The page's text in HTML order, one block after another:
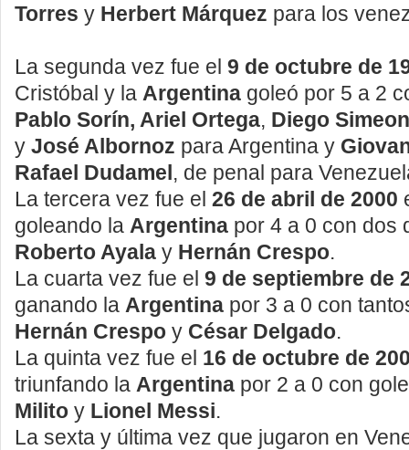
Torres y Herbert Márquez para los
La segunda vez fue el 9 de octubre de
Cristóbal y la Argentina goleó por 5 a 2
Pablo Sorín, Ariel Ortega, Diego
y José Albornoz para Argentina y
Rafael Dudamel, de penal para
La tercera vez fue el 26 de abril de 2000
goleando la Argentina por 4 a 0 con dos
Roberto Ayala y Hernán Crespo.
La cuarta vez fue el 9 de septiembre de
ganando la Argentina por 3 a 0 con
Hernán Crespo y César Delgado.
La quinta vez fue el 16 de octubre de
triunfando la Argentina por 2 a 0 con
Milito y Lionel Messi.
La sexta y última vez que jugaron en